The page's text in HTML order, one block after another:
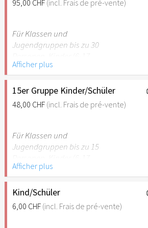
empfehlenswert.
95,00 CHF (incl. Frais de pré-vente)
Für Klassen und
Jugendgruppen bis zu 30
Jahre) oder Schüler mit
Schülerausweis inklusive 2
erwachsene
Begleitpersonen.
Jahren ist der Ostergarten
Stuttgart nicht
Afficher plus
15er Gruppe Kinder/Schüler
48,00 CHF (incl. Frais de pré-vente)
Für Klassen und
Jugendgruppen bis zu 15
Jahre) oder Schüler mit
Schülerausweis inklusive 1
erwachsene Begleitperson.
Hinweis: Für Kinder unter 6
Afficher plus
Kind/Schüler
6,00 CHF (incl. Frais de pré-vente)